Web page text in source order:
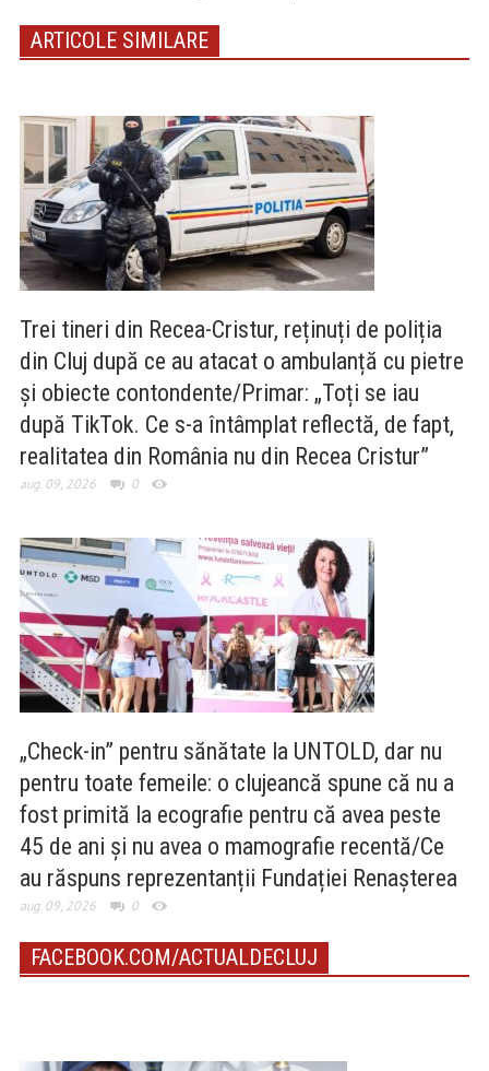
ARTICOLE SIMILARE
Trei tineri din Recea-Cristur, reținuți de poliția
din Cluj după ce au atacat o ambulanță cu pietre
și obiecte contondente/Primar: „Toți se iau
după TikTok. Ce s-a întâmplat reflectă, de fapt,
realitatea din România nu din Recea Cristur”
aug. 09, 2026 0
„Check-in” pentru sănătate la UNTOLD, dar nu
pentru toate femeile: o clujeancă spune că nu a
fost primită la ecografie pentru că avea peste
45 de ani și nu avea o mamografie recentă/Ce
au răspuns reprezentanții Fundației Renașterea
aug. 09, 2026 0
FACEBOOK.COM/ACTUALDECLUJ